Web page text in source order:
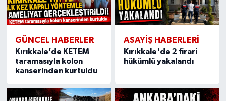
GÜNCEL HABERLER
Kırıkkale’de KETEM
taramasıyla kolon
kanserinden kurtuldu
ASAYİŞ HABERLERİ
Kırıkkale'de 2 firari
hükümlü yakalandı